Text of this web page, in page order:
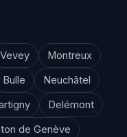
Vevey
Montreux
Bulle
Neuchâtel
Delémont
de Genève